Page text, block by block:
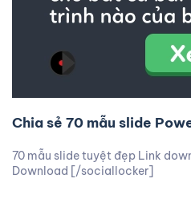
Chia sẻ 70 mẫu slide
70 mẫu slide tuyệt đẹp Link
Download [/sociallocker]